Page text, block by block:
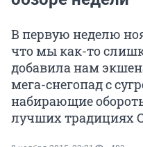
В первую неделю
что мы как-то
добавила нам
мега-снегопад с
набирающие
лучших традициях